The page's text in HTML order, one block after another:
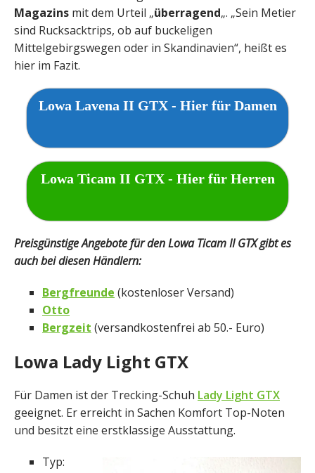
Magazins mit dem Urteil „überragend„. „Sein Metier
sind Rucksacktrips, ob auf buckeligen
Mittelgebirgswegen oder in Skandinavien“, heißt es
hier im Fazit.
Lowa Lavena II GTX - Hier für Damen
Lowa Ticam II GTX - Hier für Herren
Preisgünstige Angebote für den Lowa Ticam II GTX gibt es
auch bei diesen Händlern:
Bergfreunde (kostenloser Versand)
Otto
Bergzeit (versandkostenfrei ab 50.- Euro)
Lowa Lady Light GTX
Für Damen ist der Trecking-Schuh Lady Light GTX
geeignet. Er erreicht in Sachen Komfort Top-Noten
und besitzt eine erstklassige Ausstattung.
Typ: